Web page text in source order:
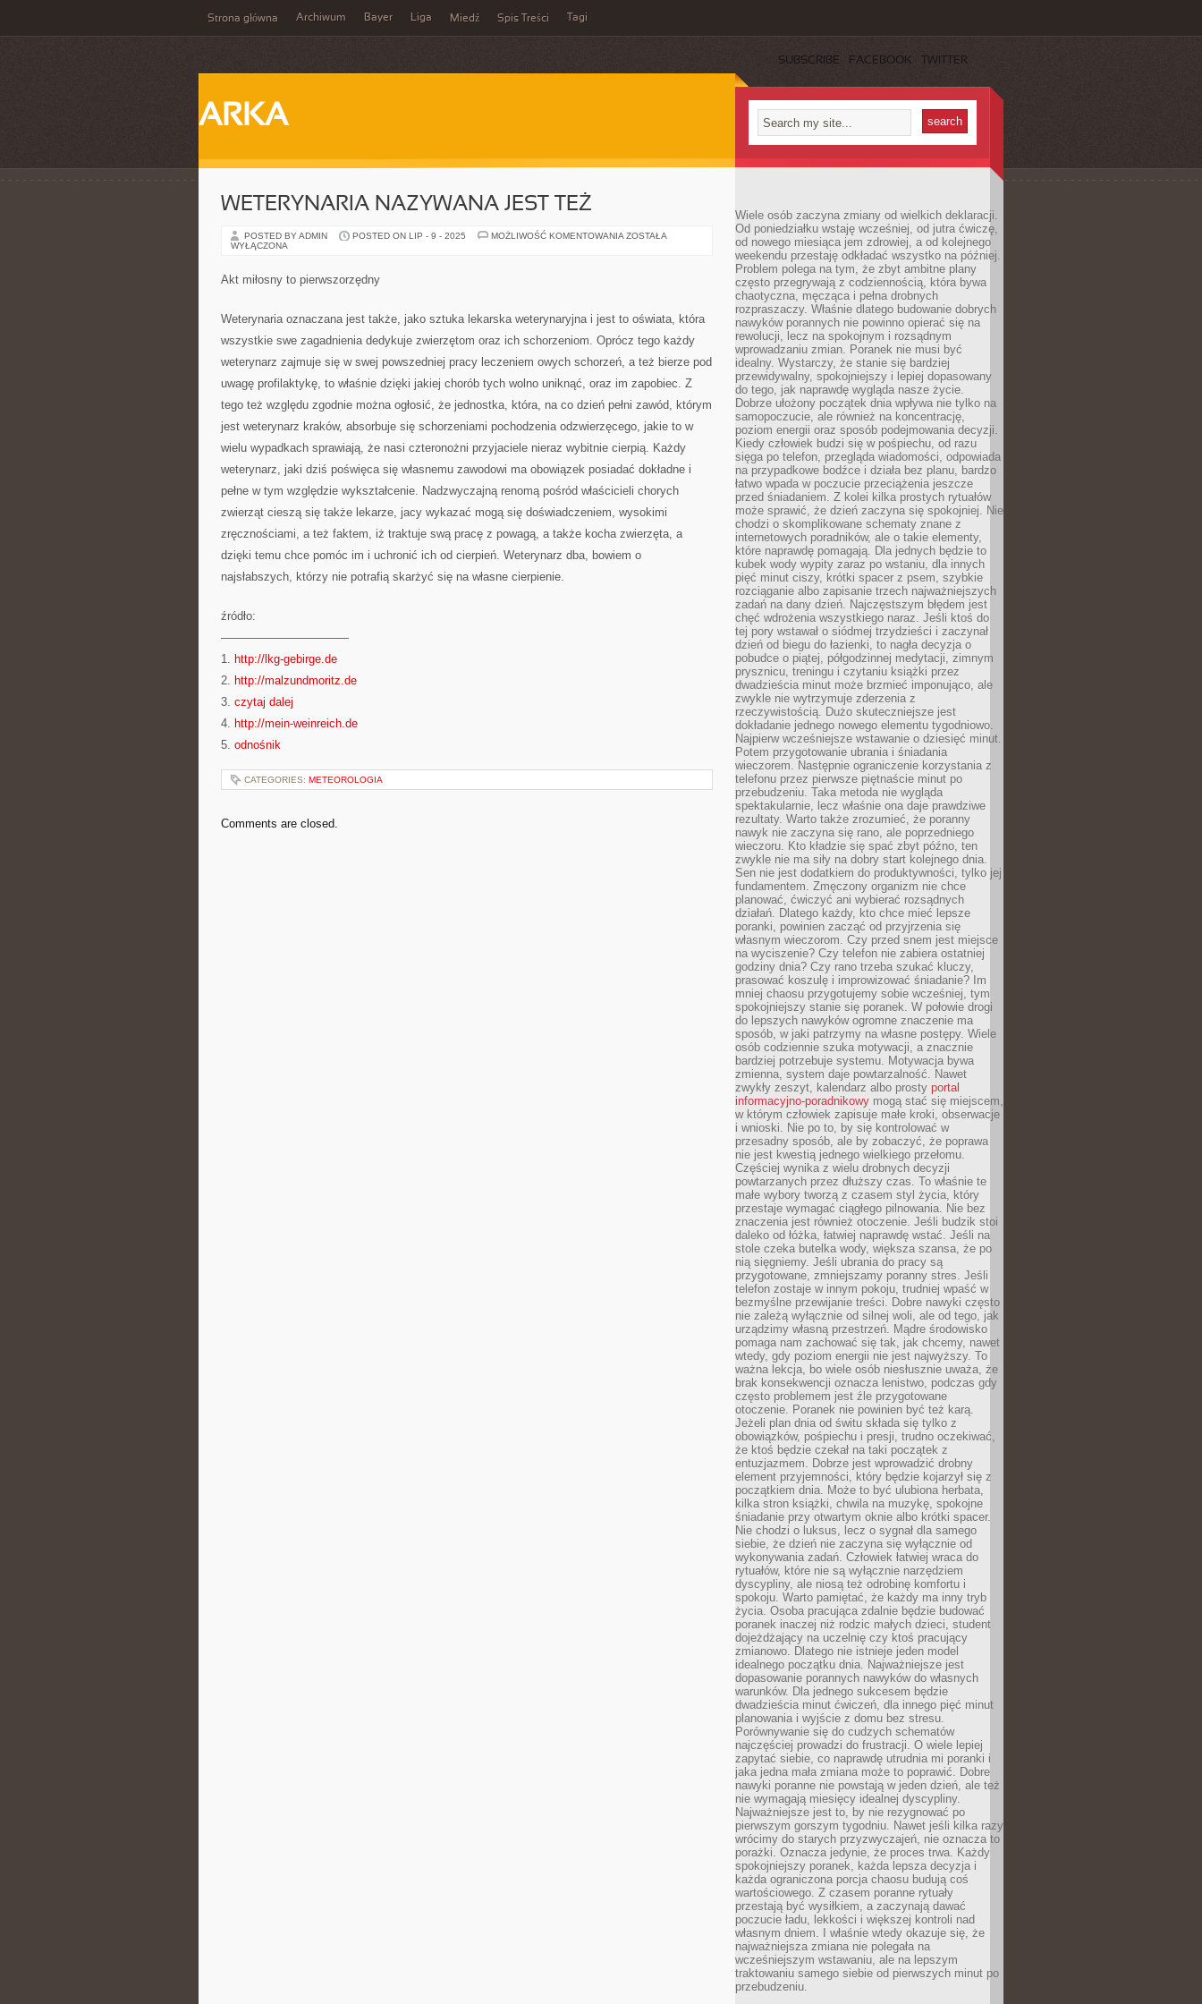
Strona główna Archiwum Bayer Liga Miedź Spis Treści Tagi
SUBSCRIBE FACEBOOK TWITTER
ARKA
WETERYNARIA NAZYWANA JEST TEŻ
POSTED BY ADMIN POSTED ON LIP - 9 - 2025 MOŻLIWOŚĆ KOMENTOWANIA WETERYNARIA
ZOSTAŁA
WYŁĄCZONA
Akt miłosny to pierwszorzędny
Weterynaria oznaczana jest także, jako sztuka lekarska weterynaryjna i jest to oświata, która
wszystkie swe zagadnienia dedykuje zwierzętom oraz ich schorzeniom. Oprócz tego każdy
weterynarz zajmuje się w swej powszedniej pracy leczeniem owych schorzeń, a też bierze pod
uwagę profilaktykę, to właśnie dzięki jakiej chorób tych wolno uniknąć, oraz im zapobiec. Z
tego też względu zgodnie można ogłosić, że jednostka, która, na co dzień pełni zawód, którym
jest weterynarz kraków, absorbuje się schorzeniami pochodzenia odzwierzęcego, jakie to w
wielu wypadkach sprawiają, że nasi czteronożni przyjaciele nieraz wybitnie cierpią. Każdy
weterynarz, jaki dziś poświęca się własnemu zawodowi ma obowiązek posiadać dokładne i
pełne w tym względzie wykształcenie. Nadzwyczajną renomą pośród właścicieli chorych
zwierząt cieszą się także lekarze, jacy wykazać mogą się doświadczeniem, wysokimi
zręcznościami, a też faktem, iż traktuje swą pracę z powagą, a także kocha zwierzęta, a
dzięki temu chce pomóc im i uchronić ich od cierpień. Weterynarz dba, bowiem o
najsłabszych, którzy nie potrafią skarżyć się na własne cierpienie.
źródło:
———————————
1. http://lkg-gebirge.de
2. http://malzundmoritz.de
3. czytaj dalej
4. http://mein-weinreich.de
5. odnośnik
CATEGORIES: METEOROLOGIA
Comments are closed.
Wiele osób zaczyna zmiany od wielkich deklaracji.
Od poniedziałku wstaję wcześniej, od jutra ćwiczę,
od nowego miesiąca jem zdrowiej, a od kolejnego
weekendu przestaję odkładać wszystko na później.
Problem polega na tym, że zbyt ambitne plany
często przegrywają z codziennością, która bywa
chaotyczna, męcząca i pełna drobnych
rozpraszaczy. Właśnie dlatego budowanie dobrych
nawyków porannych nie powinno opierać się na
rewolucji, lecz na spokojnym i rozsądnym
wprowadzaniu zmian. Poranek nie musi być
idealny. Wystarczy, że stanie się bardziej
przewidywalny, spokojniejszy i lepiej dopasowany
do tego, jak naprawdę wygląda nasze życie.
Dobrze ułożony początek dnia wpływa nie tylko na
samopoczucie, ale również na koncentrację,
poziom energii oraz sposób podejmowania decyzji.
Kiedy człowiek budzi się w pośpiechu, od razu
sięga po telefon, przegląda wiadomości, odpowiada
na przypadkowe bodźce i działa bez planu, bardzo
łatwo wpada w poczucie przeciążenia jeszcze
przed śniadaniem. Z kolei kilka prostych rytuałów
może sprawić, że dzień zaczyna się spokojniej. Nie
chodzi o skomplikowane schematy znane z
internetowych poradników, ale o takie elementy,
które naprawdę pomagają. Dla jednych będzie to
kubek wody wypity zaraz po wstaniu, dla innych
pięć minut ciszy, krótki spacer z psem, szybkie
rozciąganie albo zapisanie trzech najważniejszych
zadań na dany dzień. Najczęstszym błędem jest
chęć wdrożenia wszystkiego naraz. Jeśli ktoś do
tej pory wstawał o siódmej trzydzieści i zaczynał
dzień od biegu do łazienki, to nagła decyzja o
pobudce o piątej, półgodzinnej medytacji, zimnym
prysznicu, treningu i czytaniu książki przez
dwadzieścia minut może brzmieć imponująco, ale
zwykle nie wytrzymuje zderzenia z
rzeczywistością. Dużo skuteczniejsze jest
dokładanie jednego nowego elementu tygodniowo.
Najpierw wcześniejsze wstawanie o dziesięć minut.
Potem przygotowanie ubrania i śniadania
wieczorem. Następnie ograniczenie korzystania z
telefonu przez pierwsze piętnaście minut po
przebudzeniu. Taka metoda nie wygląda
spektakularnie, lecz właśnie ona daje prawdziwe
rezultaty. Warto także zrozumieć, że poranny
nawyk nie zaczyna się rano, ale poprzedniego
wieczoru. Kto kładzie się spać zbyt późno, ten
zwykle nie ma siły na dobry start kolejnego dnia.
Sen nie jest dodatkiem do produktywności, tylko jej
fundamentem. Zmęczony organizm nie chce
planować, ćwiczyć ani wybierać rozsądnych
działań. Dlatego każdy, kto chce mieć lepsze
poranki, powinien zacząć od przyjrzenia się
własnym wieczorom. Czy przed snem jest miejsce
na wyciszenie? Czy telefon nie zabiera ostatniej
godziny dnia? Czy rano trzeba szukać kluczy,
prasować koszulę i improwizować śniadanie? Im
mniej chaosu przygotujemy sobie wcześniej, tym
spokojniejszy stanie się poranek. W połowie drogi
do lepszych nawyków ogromne znaczenie ma
sposób, w jaki patrzymy na własne postępy. Wiele
osób codziennie szuka motywacji, a znacznie
bardziej potrzebuje systemu. Motywacja bywa
zmienna, system daje powtarzalność. Nawet
zwykły zeszyt, kalendarz albo prosty portal
informacyjno-poradnikowy mogą stać się miejscem,
w którym człowiek zapisuje małe kroki, obserwacje
i wnioski. Nie po to, by się kontrolować w
przesadny sposób, ale by zobaczyć, że poprawa
nie jest kwestią jednego wielkiego przełomu.
Częściej wynika z wielu drobnych decyzji
powtarzanych przez dłuższy czas. To właśnie te
małe wybory tworzą z czasem styl życia, który
przestaje wymagać ciągłego pilnowania. Nie bez
znaczenia jest również otoczenie. Jeśli budzik stoi
daleko od łóżka, łatwiej naprawdę wstać. Jeśli na
stole czeka butelka wody, większa szansa, że po
nią sięgniemy. Jeśli ubrania do pracy są
przygotowane, zmniejszamy poranny stres. Jeśli
telefon zostaje w innym pokoju, trudniej wpaść w
bezmyślne przewijanie treści. Dobre nawyki często
nie zależą wyłącznie od silnej woli, ale od tego, jak
urządzimy własną przestrzeń. Mądre środowisko
pomaga nam zachować się tak, jak chcemy, nawet
wtedy, gdy poziom energii nie jest najwyższy. To
ważna lekcja, bo wiele osób niesłusznie uważa, że
brak konsekwencji oznacza lenistwo, podczas gdy
często problemem jest źle przygotowane
otoczenie. Poranek nie powinien być też karą.
Jeżeli plan dnia od świtu składa się tylko z
obowiązków, pośpiechu i presji, trudno oczekiwać,
że ktoś będzie czekał na taki początek z
entuzjazmem. Dobrze jest wprowadzić drobny
element przyjemności, który będzie kojarzył się z
początkiem dnia. Może to być ulubiona herbata,
kilka stron książki, chwila na muzykę, spokojne
śniadanie przy otwartym oknie albo krótki spacer.
Nie chodzi o luksus, lecz o sygnał dla samego
siebie, że dzień nie zaczyna się wyłącznie od
wykonywania zadań. Człowiek łatwiej wraca do
rytuałów, które nie są wyłącznie narzędziem
dyscypliny, ale niosą też odrobinę komfortu i
spokoju. Warto pamiętać, że każdy ma inny tryb
życia. Osoba pracująca zdalnie będzie budować
poranek inaczej niż rodzic małych dzieci, student
dojeżdżający na uczelnię czy ktoś pracujący
zmianowo. Dlatego nie istnieje jeden model
idealnego początku dnia. Najważniejsze jest
dopasowanie porannych nawyków do własnych
warunków. Dla jednego sukcesem będzie
dwadzieścia minut ćwiczeń, dla innego pięć minut
planowania i wyjście z domu bez stresu.
Porównywanie się do cudzych schematów
najczęściej prowadzi do frustracji. O wiele lepiej
zapytać siebie, co naprawdę utrudnia mi poranki i
jaka jedna mała zmiana może to poprawić. Dobre
nawyki poranne nie powstają w jeden dzień, ale też
nie wymagają miesięcy idealnej dyscypliny.
Najważniejsze jest to, by nie rezygnować po
pierwszym gorszym tygodniu. Nawet jeśli kilka razy
wrócimy do starych przyzwyczajeń, nie oznacza to
porażki. Oznacza jedynie, że proces trwa. Każdy
spokojniejszy poranek, każda lepsza decyzja i
każda ograniczona porcja chaosu budują coś
wartościowego. Z czasem poranne rytuały
przestają być wysiłkiem, a zaczynają dawać
poczucie ładu, lekkości i większej kontroli nad
własnym dniem. I właśnie wtedy okazuje się, że
najważniejsza zmiana nie polegała na
wcześniejszym wstawaniu, ale na lepszym
traktowaniu samego siebie od pierwszych minut po
przebudzeniu.